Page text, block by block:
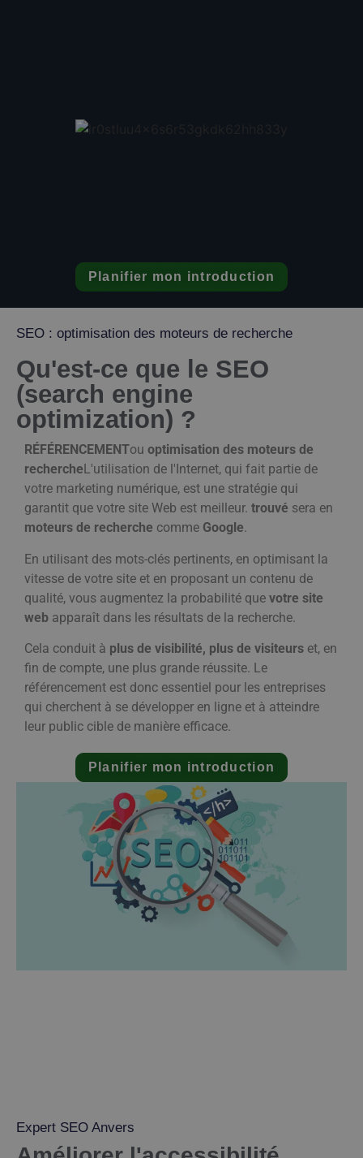
Planifier mon introduction
SEO : optimisation des moteurs de recherche
Qu'est-ce que le SEO
(search engine
optimization) ?
RÉFÉRENCEMENTou optimisation des moteurs de
recherche L'utilisation de l'Internet, qui fait partie de
votre marketing numérique, est une stratégie qui
garantit que votre site Web est meilleur. trouvé sera en
moteurs de recherche comme Google.
En utilisant des mots-clés pertinents, en optimisant la
vitesse de votre site et en proposant un contenu de
qualité, vous augmentez la probabilité que votre site
web apparaît dans les résultats de la recherche.
Cela conduit à plus de visibilité, plus de visiteurs et, en
fin de compte, une plus grande réussite. Le
référencement est donc essentiel pour les entreprises
qui cherchent à se développer en ligne et à atteindre
leur public cible de manière efficace.
Planifier mon introduction
Expert SEO Anvers